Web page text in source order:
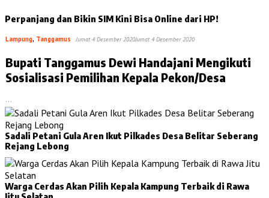
Perpanjang dan Bikin SIM Kini Bisa Online dari HP!
Lampung, Tanggamus Jumat 4 Desember 2020Jumat 4 Desember 2020
Bupati Tanggamus Dewi Handajani Mengikuti
Sosialisasi Pemilihan Kepala Pekon/Desa
…
Sadali Petani Gula Aren Ikut Pilkades Desa Belitar Seberang
Rejang Lebong
Warga Cerdas Akan Pilih Kepala Kampung Terbaik di Rawa